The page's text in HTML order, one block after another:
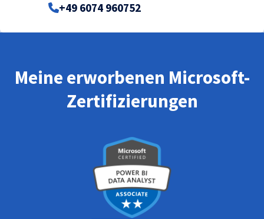
+49 6074 960752
Meine erworbenen Microsoft-
Zertifizierungen